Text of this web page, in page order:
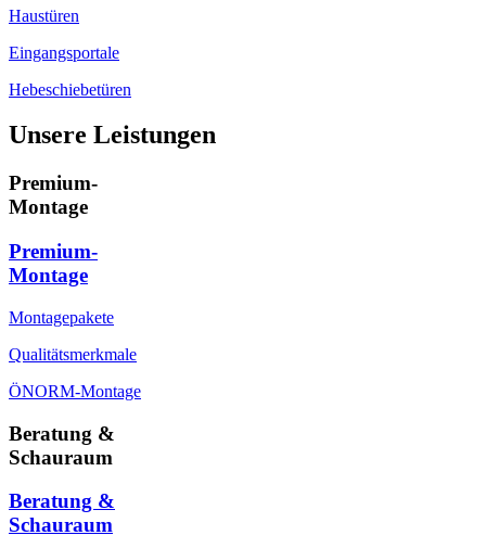
Haustüren
Eingangsportale
Hebeschiebetüren
Unsere Leistungen
Premium-
Montage
Premium-
Montage
Montagepakete
Qualitätsmerkmale
ÖNORM-Montage
Beratung &
Schauraum
Beratung &
Schauraum